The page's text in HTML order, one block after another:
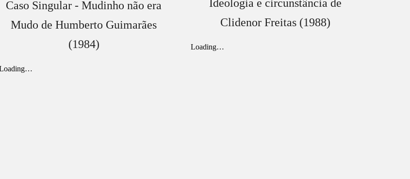
Caso Singular - Mudinho não era
Mudo de Humberto Guimarães
(1984)
Ideologia e circunstância de
Clidenor Freitas (1988)